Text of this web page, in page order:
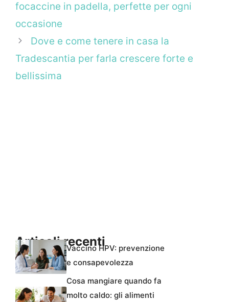
focaccine in padella, perfette per ogni
occasione
Dove e come tenere in casa la
Tradescantia per farla crescere forte e
bellissima
Articoli recentiVaccino HPV: prevenzione
e consapevolezza
Cosa mangiare quando fa
molto caldo: gli alimenti